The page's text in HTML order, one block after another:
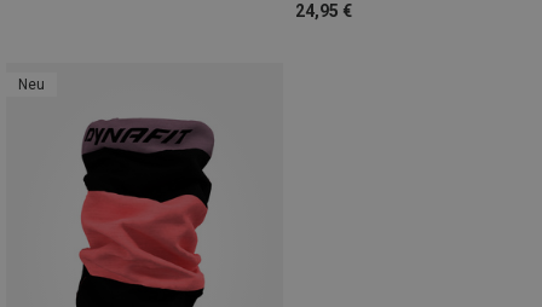
24,95 €
Neu